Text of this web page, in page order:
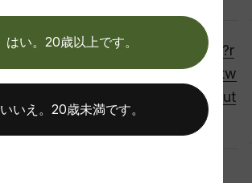
https://twitter.com/bic_shuhan?r
ef_src=twsrc%5Egoogle%7Ctw
camp%5Eserp%7Ctwgr%5Eaut
hor
はい。20歳以上です。
いいえ。20歳未満です。